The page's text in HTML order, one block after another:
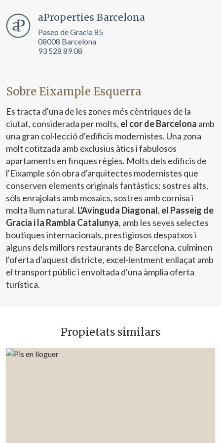
aProperties Barcelona
Paseo de Gracia 85
08008 Barcelona
93 528 89 08
Sobre Eixample Esquerra
Es tracta d'una de les zones més cèntriques de la
ciutat, considerada per molts, el cor de Barcelona amb
una gran col·lecció d'edificis modernistes. Una zona
molt cotitzada amb exclusius àtics i fabulosos
apartaments en finques règies. Molts dels edificis de
l'Eixample són obra d'arquitectes modernistes que
conserven elements originals fantàstics; sostres alts,
sòls enrajolats amb mosaics, sostres amb cornisa i
molta llum natural. L'Avinguda Diagonal, el Passeig de
Gracia i la Rambla Catalunya, amb les seves selectes
boutiques internacionals, prestigiosos despatxos i
alguns dels millors restaurants de Barcelona, culminen
l'oferta d'aquest districte, excel·lentment enllaçat amb
el transport públic i envoltada d'una àmplia oferta
turística.
Propietats similars
l'usuari per millorar la qualitat dels nostres serveis i oferir
una millor experiència a través de productes recomanats.
Marketing i publicitat
hàbits de navegació. Gràcies a elles, podem conèixer els
hàbits de navegació al lloc web i mostrar publicitat